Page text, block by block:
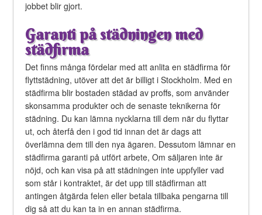
jobbet blir gjort.
Garanti på städningen med
städfirma
Det finns många fördelar med att anlita en städfirma för
flyttstädning, utöver att det är billigt i Stockholm. Med en
städfirma blir bostaden städad av proffs, som använder
skonsamma produkter och de senaste teknikerna för
städning. Du kan lämna nycklarna till dem när du flyttar
ut, och återfå den i god tid innan det är dags att
överlämna dem till den nya ägaren. Dessutom lämnar en
städfirma garanti på utfört arbete, Om säljaren inte är
nöjd, och kan visa på att städningen inte uppfyller vad
som står i kontraktet, är det upp till städfirman att
antingen åtgärda felen eller betala tillbaka pengarna till
dig så att du kan ta in en annan städfirma.